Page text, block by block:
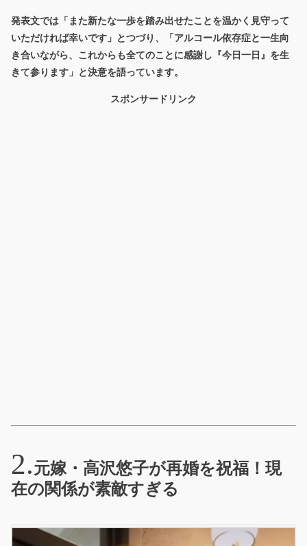
発表文では「また新たな一歩を踏み出せたことを温かく見守って
いただければ幸いです」とつづり、「アルコール依存症と一生向
き合いながら、これからも全てのことに感謝し『今日一日』を生
きて参ります」と決意を語っています。
スポンサードリンク
元嫁・高沢悠子が再婚を祝福！現
在の関係が素敵すぎる